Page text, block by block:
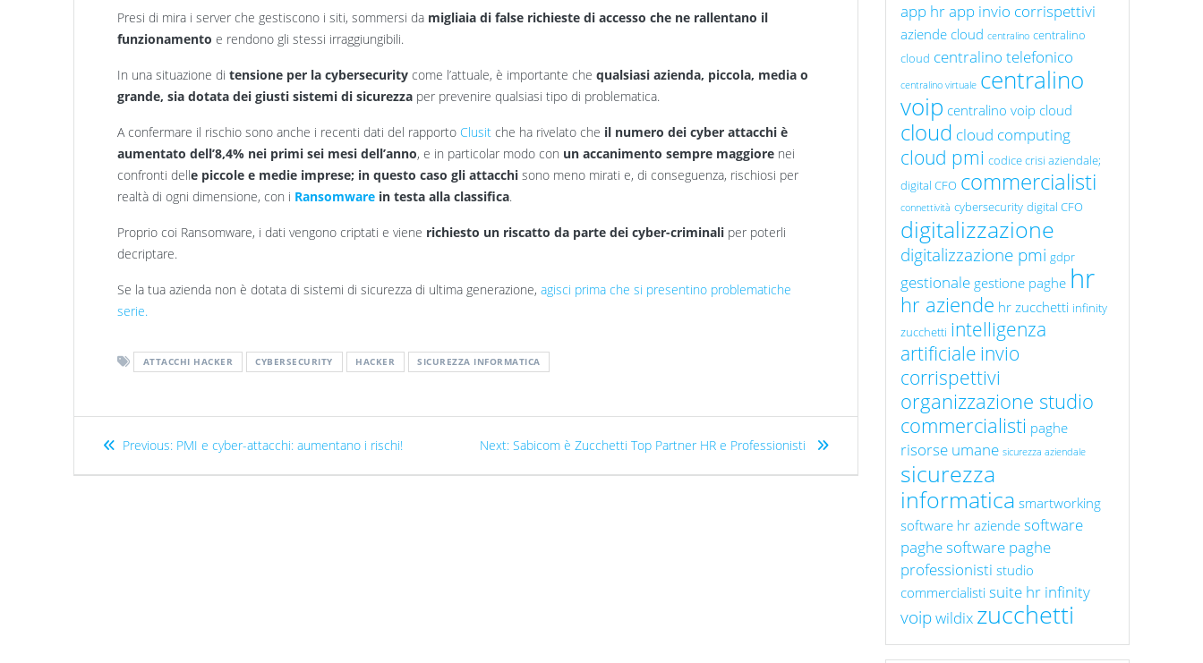
Presi di mira i server che gestiscono i siti, sommersi da migliaia di false richieste di accesso che ne rallentano il
funzionamento e rendono gli stessi irraggiungibili.
In una situazione ditensione per la cybersecurity come l’attuale, è importante che qualsiasi azienda, piccola, media o
grande, sia dotata dei giusti sistemi di sicurezza per prevenire qualsiasi tipo di problematica.
A confermare il rischio sono anche i recenti dati del rapporto Clusit che ha rivelato che il numero dei cyber attacchi è
aumentato dell’8,4% nei primi sei mesi dell’anno, e in particolar modo con un accanimento sempre maggiore nei
confronti delle piccole e medie imprese; in questo caso gli attacchisono meno mirati e, di conseguenza, rischiosi per
realtà di ogni dimensione, con i Ransomware in testa alla classifica.
Proprio coi Ransomware, i dati vengono criptati e viene richiesto un riscatto da parte dei cyber-criminali per poterli
decriptare.
Se la tua azienda non è dotata di sistemi di sicurezza di ultima generazione,agisci prima che si presentino problematiche
serie.
ATTACCHI HACKER CYBERSECURITY HACKER SICUREZZA INFORMATICA
Previous: PMI e cyber-attacchi: aumentano i rischi! Next: Sabicom è Zucchetti Top Partner HR e Professionisti
app hrapp invio corrispettivi
aziende cloud centralino centralino
cloud centralino telefonico
centralino virtuale centralino
voip centralino voip cloud
cloud cloud computing
cloud pmi codice crisi aziendale;
digital CFO commercialisti
connettività cybersecurity digital CFO
digitalizzazione
digitalizzazione pmi gdpr
gestionale gestione paghe hr
hr aziende hr zucchetti infinity
zucchetti intelligenza
artificiale invio
corrispettivi
organizzazione studio
commercialisti paghe
risorse umane sicurezza aziendale
sicurezza
informatica smartworking
software hr aziende software
paghesoftware paghe
professionisti studio
commercialisti suite hr infinity
voipwildix zucchetti